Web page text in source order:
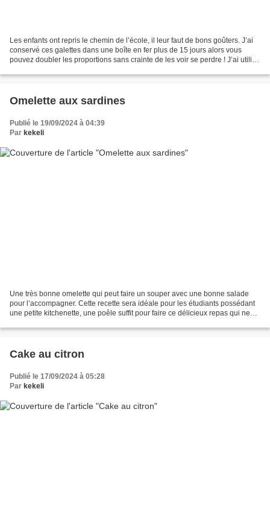
Les enfants ont repris le chemin de l’école, il leur faut de bons goûters. J’ai
conservé ces galettes dans une boîte en fer plus de 15 jours alors vous
pouvez doubler les proportions sans crainte de les voir se perdre ! J’ai utilisé
Omelette aux sardines
Publié le 19/09/2024 à 04:39
Par kekeli
Une très bonne omelette qui peut faire un souper avec une bonne salade
pour l’accompagner. Cette recette sera idéale pour les étudiants possédant
une petite kitchenette, une poêle suffit pour faire ce délicieux repas qui ne
Cake au citron
Publié le 17/09/2024 à 05:28
Par kekeli